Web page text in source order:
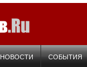
НОВОСТИ СОБЫТИЯ